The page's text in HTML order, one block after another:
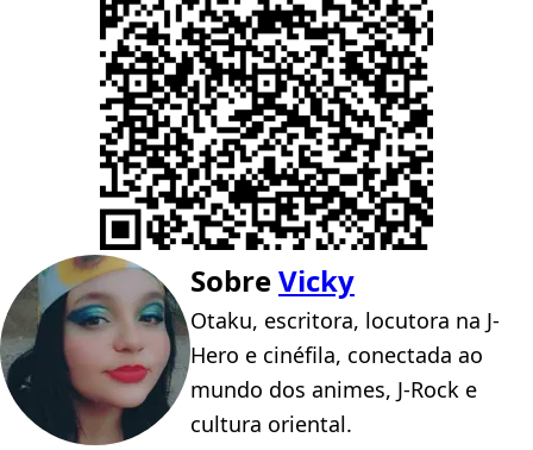
SobreVicky
Otaku, escritora, locutora na J-
Hero e cinéfila, conectada ao
mundo dos animes, J-Rock e
cultura oriental.